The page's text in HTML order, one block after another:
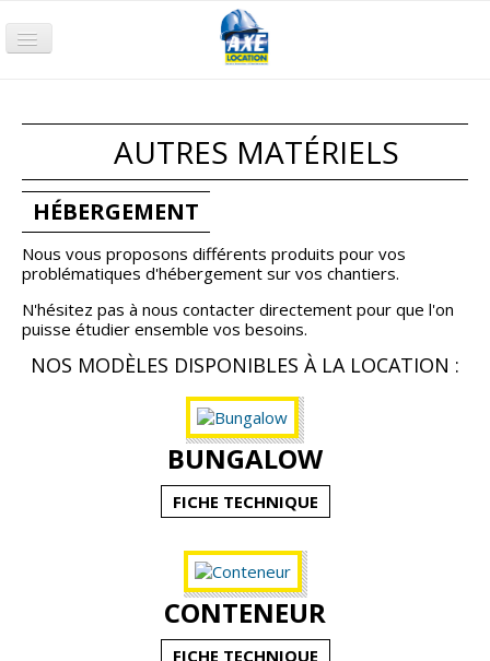
Compactage
Groupe électrogène
Pompage
Air comprimé
Petits Outillages
Qui sommes-nous ?
Nos agences
Contact
AUTRES MATÉRIELS
HÉBERGEMENT
Nous vous proposons différents produits pour vos
problématiques d'hébergement sur vos chantiers.
N'hésitez pas à nous contacter directement pour que l'on
puisse étudier ensemble vos besoins.
NOS MODÈLES DISPONIBLES À LA LOCATION :
BUNGALOW
FICHE TECHNIQUE
CONTENEUR
FICHE TECHNIQUE